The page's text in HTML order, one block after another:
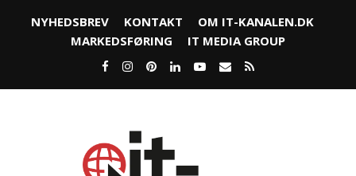
NYHEDSBREV KONTAKT
OM IT-KANALEN.DK
MARKEDSFØRING
IT MEDIA GROUP